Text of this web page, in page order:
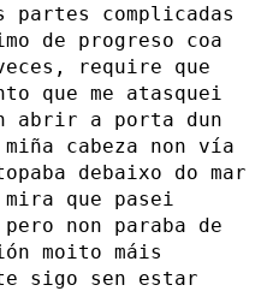
partes complicadas
de progreso coa
require que
que me atasquei
abrir a porta dun
cabeza non vía
debaixo do mar
que pasei
non paraba de
moito máis
sigo sen estar